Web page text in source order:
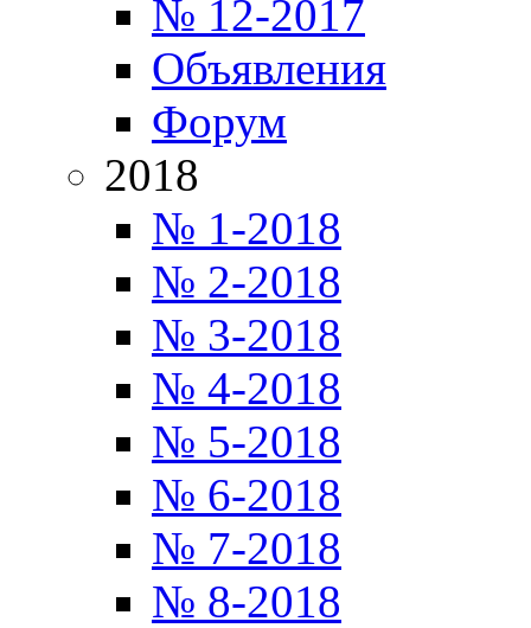
№ 12-2017
Объявления
Форум
2018
№ 1-2018
№ 2-2018
№ 3-2018
№ 4-2018
№ 5-2018
№ 6-2018
№ 7-2018
№ 8-2018